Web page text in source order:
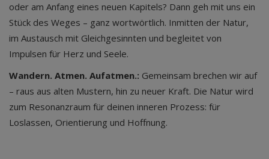
oder am Anfang eines neuen Kapitels? Dann geh mit uns ein
Stück des Weges – ganz wortwörtlich. Inmitten der Natur,
im Austausch mit Gleichgesinnten und begleitet von
Impulsen für Herz und Seele.
Wandern. Atmen. Aufatmen.: Gemeinsam brechen wir auf
– raus aus alten Mustern, hin zu neuer Kraft. Die Natur wird
zum Resonanzraum für deinen inneren Prozess: für
Loslassen, Orientierung und Hoffnung.